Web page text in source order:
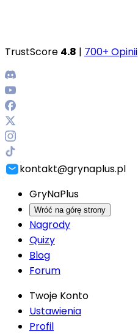
TrustScore 4.8 | 700+ Opinii
kontakt@grynaplus.pl
GryNaPlus
Wróć na górę strony
Nagrody
Quizy
Blog
Forum
Twoje Konto
Ustawienia
Profil